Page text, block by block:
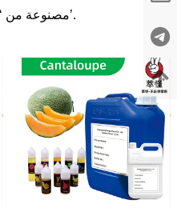
مصنوعة من ‘نكهة فريدة’.